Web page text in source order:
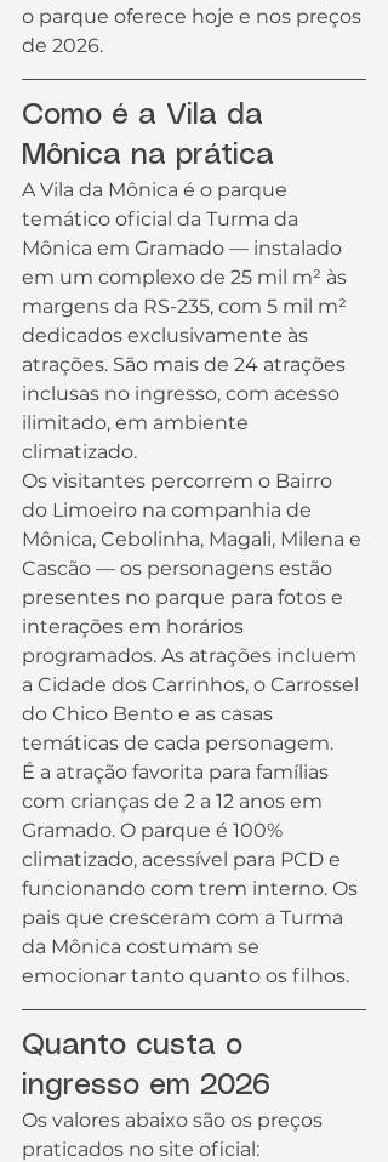
o parque oferece hoje e nos preços
de 2026.
Como é a Vila da
Mônica na prática
A Vila da Mônica é o parque
temático oficial da Turma da
Mônica em Gramado — instalado
em um complexo de 25 mil m² às
margens da RS-235, com 5 mil m²
dedicados exclusivamente às
atrações. São mais de 24 atrações
inclusas no ingresso, com acesso
ilimitado, em ambiente
climatizado.
Os visitantes percorrem o Bairro
do Limoeiro na companhia de
Mônica, Cebolinha, Magali, Milena e
Cascão — os personagens estão
presentes no parque para fotos e
interações em horários
programados. As atrações incluem
a Cidade dos Carrinhos, o Carrossel
do Chico Bento e as casas
temáticas de cada personagem.
É a atração favorita para famílias
com crianças de 2 a 12 anos em
Gramado. O parque é 100%
climatizado, acessível para PCD e
funcionando com trem interno. Os
pais que cresceram com a Turma
da Mônica costumam se
emocionar tanto quanto os filhos.
Quanto custa o
ingresso em 2026
Os valores abaixo são os preços
praticados no site oficial: